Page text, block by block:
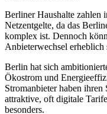
Berliner Haushalte zahlen
Netzentgelte, da das
komplex ist. Dennoch
Anbieterwechsel
Berlin hat sich
Ökostrom und
Stromanbieter haben
attraktive, oft digitale
besonders.